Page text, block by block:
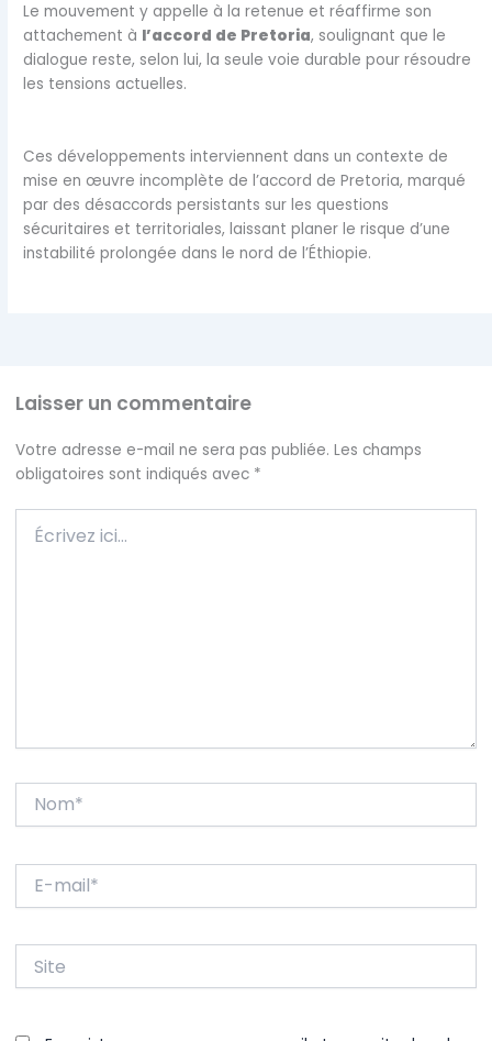
Le mouvement y appelle à la retenue et réaffirme son
attachement à l’accord de Pretoria, soulignant que le
dialogue reste, selon lui, la seule voie durable pour résoudre
les tensions actuelles.
Ces développements interviennent dans un contexte de
mise en œuvre incomplète de l’accord de Pretoria, marqué
par des désaccords persistants sur les questions
sécuritaires et territoriales, laissant planer le risque d’une
instabilité prolongée dans le nord de l’Éthiopie.
Laisser un commentaire
Votre adresse e-mail ne sera pas publiée. Les champs
obligatoires sont indiqués avec *
ici…
mail*